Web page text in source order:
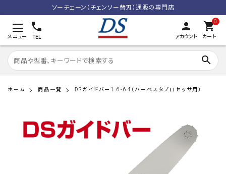
ソーチェーン（チェンソー替刃）通販の専門店
メニュー TEL
person
アカウント
0
shopping_cart
カート
search
search
ACCOUNT MENU
ホーム 商品一覧 DSガイドバー1.6-64（ハーベスタプロセッサ用）